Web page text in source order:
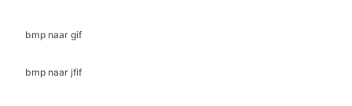
bmp naar ico
bmp naar jpg